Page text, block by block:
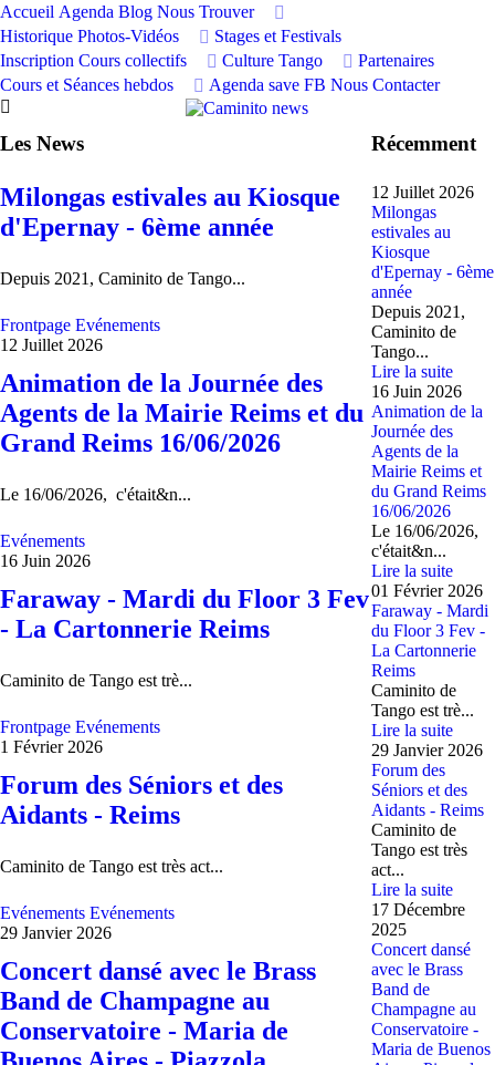
Accueil Agenda Blog Nous Trouver
Historique Photos-Vidéos
Stages et Festivals
Inscription Cours collectifs
Culture Tango
Partenaires
Cours et Séances hebdos
Agenda save FB Nous Contacter
Les News
Milongas estivales au Kiosque
d'Epernay - 6ème année
Depuis 2021, Caminito de Tango...
Frontpage Evénements
12 Juillet 2026
Animation de la Journée des
Agents de la Mairie Reims et du
Grand Reims 16/06/2026
Le 16/06/2026, c'était&n...
Evénements
16 Juin 2026
Faraway - Mardi du Floor 3 Fev
- La Cartonnerie Reims
Caminito de Tango est trè...
Frontpage Evénements
1 Février 2026
Forum des Séniors et des
Aidants - Reims
Caminito de Tango est très act...
Evénements Evénements
29 Janvier 2026
Concert dansé avec le Brass
Band de Champagne au
Conservatoire - Maria de
Récemment
12 Juillet 2026
Milongas
estivales au
Kiosque
d'Epernay - 6ème
année
Depuis 2021,
Caminito de
Tango...
Lire la suite
16 Juin 2026
Animation de la
Journée des
Agents de la
Mairie Reims et
du Grand Reims
16/06/2026
Le 16/06/2026,
c'était&n...
Lire la suite
01 Février 2026
Faraway - Mardi
du Floor 3 Fev -
La Cartonnerie
Reims
Caminito de
Tango est trè...
Lire la suite
29 Janvier 2026
Forum des
Séniors et des
Aidants - Reims
Caminito de
Tango est très
act...
Lire la suite
17 Décembre
2025
Concert dansé
avec le Brass
Band de
Champagne au
Conservatoire -
Maria de Buenos